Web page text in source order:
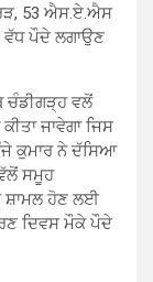
53 ਐਸ.ਏ.ਐਸ
ਵੱਧ ਪੌਦੇ ਲਗਾਉਣ
ਚੰਡੀਗੜ੍ਹ ਵਲੋਂ
ਜਾਵੇਗਾ ਜਿਸ
ਕੁਮਾਰ ਨੇ ਦੱਸਿਆ
ਸਮੂਹ
ਹੋਣ ਲਈ
ਦਿਵਸ ਮੌਕੇ ਪੌਦੇ